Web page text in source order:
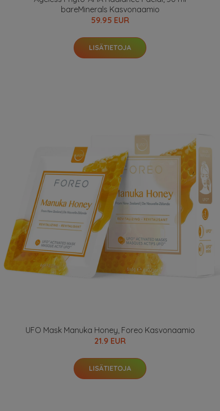
bareMinerals Kasvonaamio
59.95 EUR
LISÄTIETOJA
UFO Mask Manuka Honey, Foreo Kasvonaamio
21.9 EUR
LISÄTIETOJA